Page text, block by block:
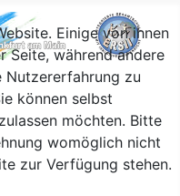
Einige von ihnen
Seite, während andere
Nutzererfahrung zu
können selbst
möchten. Bitte
womöglich nicht
zur Verfügung stehen.